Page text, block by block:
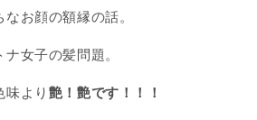
お顔の額縁の話。
女子の髪問題。
味より 艶！艶です！！！